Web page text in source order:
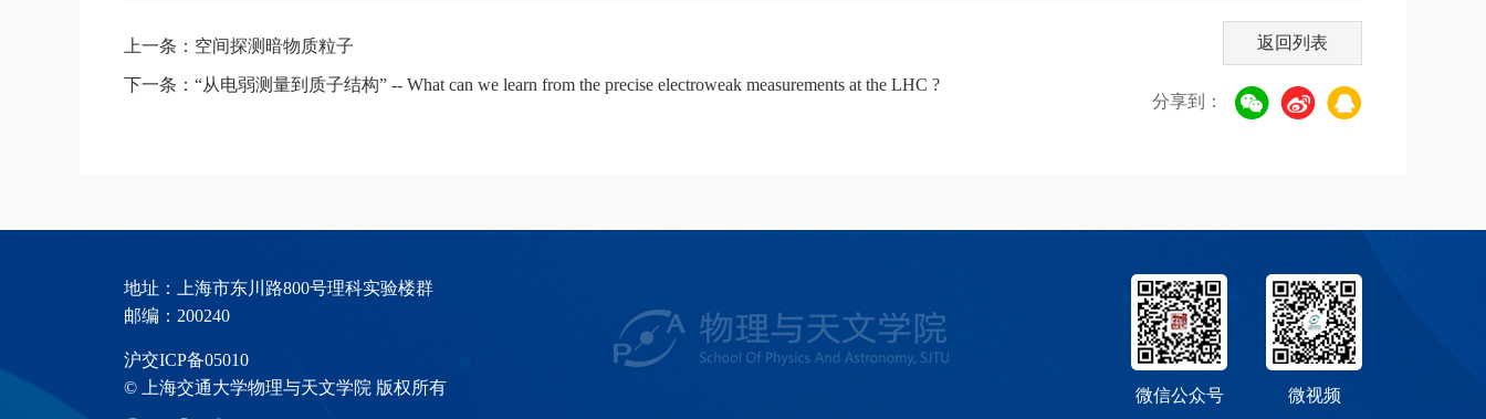
上一条：空间探测暗物质粒子
下一条：“从电弱测量到质子结构” -- What can we learn from the precise electroweak measurements at the LHC ?
返回列表
分享到：
地址：上海市东川路800号理科实验楼群
邮编：200240
沪交ICP备05010
© 上海交通大学物理与天文学院 版权所有
微信公众号 微视频